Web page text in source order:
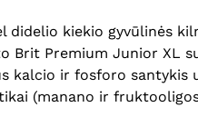
didelio kiekio gyvūlinės
Brit Premium Junior XL
kalcio ir fosforo santykis
(manano ir